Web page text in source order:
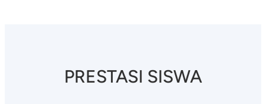
PRESTASI SISWA